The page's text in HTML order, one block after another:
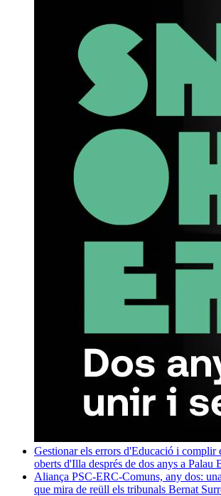
Gestionar els errors d'Educació i complir
oberts d'Illa després de dos anys a Palau
Aliança PSC-ERC-Comuns, any dos:
que mira de reüll els tribunals Bernat